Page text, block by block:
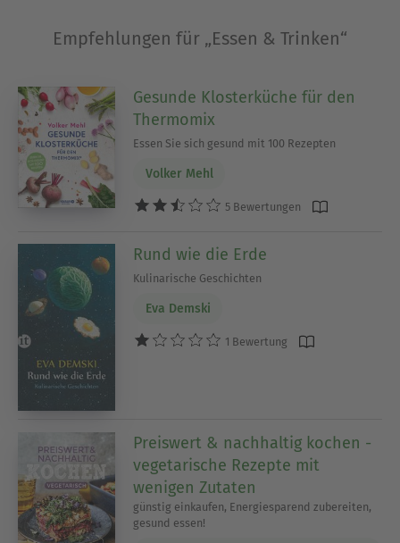
Ausblenden
Empfehlungen für „Essen & Trinken“
Gesunde Klosterküche für den
Thermomix
Essen Sie sich gesund mit 100 Rezepten
Volker Mehl
5 Bewertungen
Rund wie die Erde
Kulinarische Geschichten
Eva Demski
1 Bewertung
Preiswert & nachhaltig kochen -
vegetarische Rezepte mit
wenigen Zutaten
günstig einkaufen, Energiesparend zubereiten,
gesund essen!